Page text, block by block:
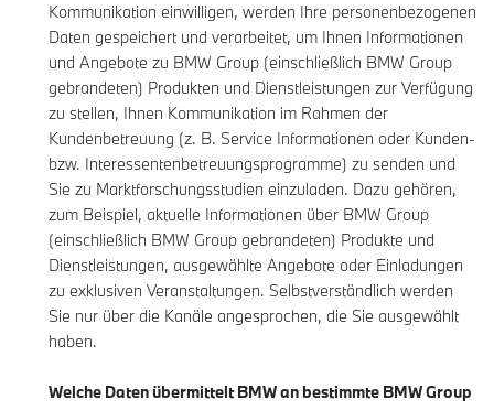
Kommunikation einwilligen, werden Ihre personenbezogenen
Daten gespeichert und verarbeitet, um Ihnen Informationen
und Angebote zu BMW Group (einschließlich BMW Group
gebrandeten) Produkten und Dienstleistungen zur Verfügung
zu stellen, Ihnen Kommunikation im Rahmen der
Kundenbetreuung (z. B. Service Informationen oder Kunden-
bzw. Interessentenbetreuungsprogramme) zu senden und
Sie zu Marktforschungsstudien einzuladen. Dazu gehören,
zum Beispiel, aktuelle Informationen über BMW Group
(einschließlich BMW Group gebrandeten) Produkte und
Dienstleistungen, ausgewählte Angebote oder Einladungen
zu exklusiven Veranstaltungen. Selbstverständlich werden
Sie nur über die Kanäle angesprochen, die Sie ausgewählt
haben.
Welche Daten übermittelt BMW an bestimmte BMW Group